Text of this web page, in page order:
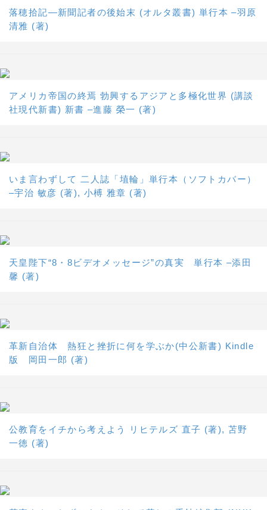
落穂拾記―新聞記者の後始末 (オルタ叢書) 単行本 –羽原
清雅 (著)
アメリカ帝国の終焉 勃興するアジアと多極化世界 (講談
社現代新書) 新書 –進藤 榮一 (著)
いま言わずして 二人誌「埴輪」単行本（ソフトカバー）
–宇治 敏彦 (著), 小榑 雅章 (著)
天皇陛下“8・8ビデオメッセージ”の真実 単行本 –添田
馨 (著)
革新自治体 熱狂と挫折に何を学ぶか(中公新書) Kindle
版 岡田一郎 (著)
公教育をイチから考えよう リヒテルズ 直子 (著), 苫野
一徳 (著)